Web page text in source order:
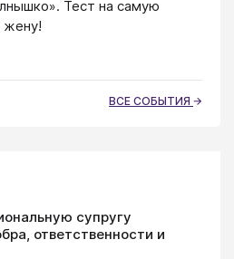
Тест на самую
жену!
ВСЕ СОБЫТИЯ
супругу
ответственности и